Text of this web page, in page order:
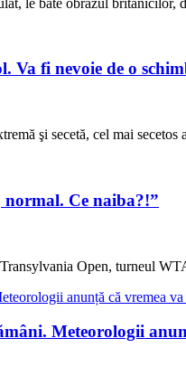
Va fi nevoie de o
şi secetă, cel mai
normal. Ce naiba?!”
Open, turneul
Meteorologii